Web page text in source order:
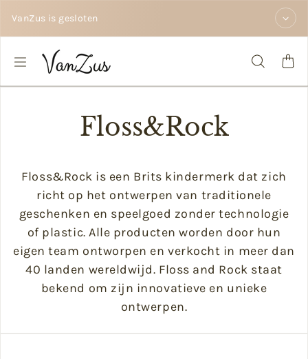
VanZus is gesloten
Floss&Rock
Floss&Rock is een Brits kindermerk dat zich
richt op het ontwerpen van traditionele
geschenken en speelgoed zonder technologie
of plastic. Alle producten worden door hun
eigen team ontworpen en verkocht in meer dan
40 landen wereldwijd. Floss and Rock staat
bekend om zijn innovatieve en unieke
ontwerpen.